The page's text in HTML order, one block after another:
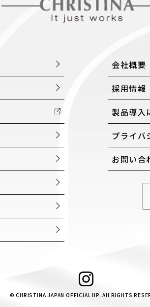
会社概要
採用情報
製品導入
プライバ
お問い合
© CHRISTINA JAPAN OFFICIAL HP. All RIGHTS